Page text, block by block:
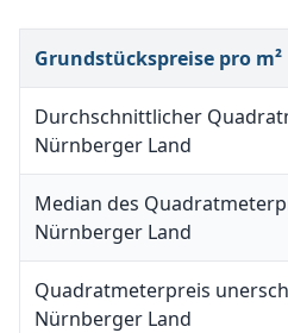
Grundstückspreise pro m²
Durchschnittlicher
Nürnberger Land
Median des
Nürnberger Land
Quadratmeterpreis
Nürnberger Land